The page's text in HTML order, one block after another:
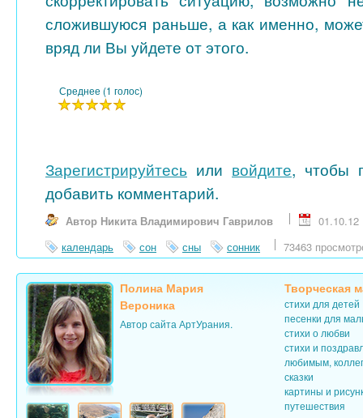
сложившуюся раньше, а как именно,
вряд ли Вы уйдете от этого.
Среднее (1 голос)
Зарегистрируйтесь или войдите, чтобы
добавить комментарий.
Автор Никита Владимирович Гаврилов
01.10.12
календарь
сон сны сонник 73463
Полина Мария
Вероника
Автор сайта АртУрания.
Творческая
стихи для детей
песенки для
стихи о любви
стихи и
любимым,
сказки
картины и
путешествия